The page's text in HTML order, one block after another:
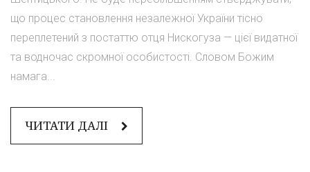
що процес становлення незалежної України тісно
переплетений з постаттю отця Нискогуза — цієї видатної
та водночас скромної особистості. Словом Божим
намага...
ЧИТАТИ ДАЛІ